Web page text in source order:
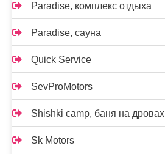
Paradise, комплекс отдыха
Paradise, сауна
Quick Service
SevProMotors
Shishki camp, баня на дровах
Sk Motors